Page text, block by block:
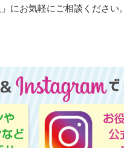
にお気軽にご相談ください。